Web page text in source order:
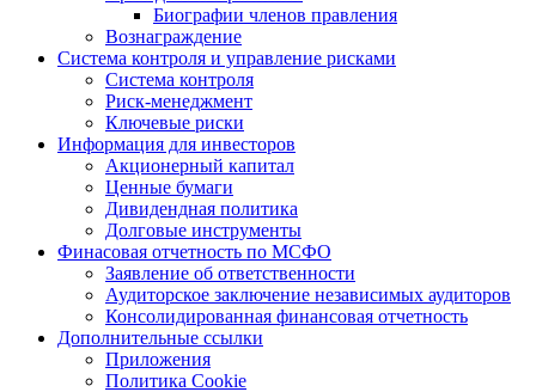
Биографии членов правления
Вознаграждение
Система контроля и управление рисками
Система контроля
Риск-менеджмент
Ключевые риски
Информация для инвесторов
Акционерный капитал
Ценные бумаги
Дивидендная политика
Долговые инструменты
Финасовая отчетность по МСФО
Заявление об ответственности
Аудиторское заключение независимых аудиторов
Консолидированная финансовая отчетность
Дополнительные ссылки
Приложения
Политика Cookie